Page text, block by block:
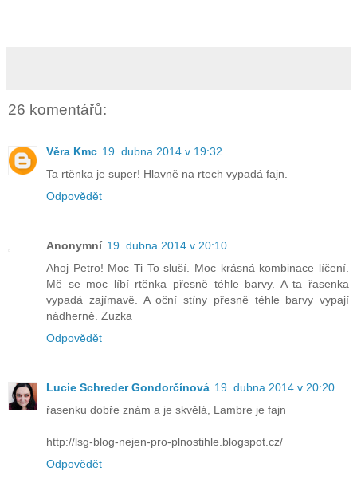
26 komentářů:
Věra Kmc 19. dubna 2014 v 19:32
Ta rtěnka je super! Hlavně na rtech vypadá fajn.
Odpovědět
Anonymní 19. dubna 2014 v 20:10
Ahoj Petro! Moc Ti To sluší. Moc krásná kombinace líčení.
Mě se moc líbí rtěnka přesně téhle barvy. A ta řasenka
vypadá zajímavě. A oční stíny přesně téhle barvy vypají
nádherně. Zuzka
Odpovědět
Lucie Schreder Gondorčínová 19. dubna 2014 v 20:20
řasenku dobře znám a je skvělá, Lambre je fajn
http://lsg-blog-nejen-pro-plnostihle.blogspot.cz/
Odpovědět